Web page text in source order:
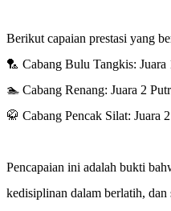
Berikut capaian prestasi yang
🏸 Cabang Bulu Tangkis: Juara
🏊 Cabang Renang: Juara 2
🥋 Cabang Pencak Silat: Juara
Pencapaian ini adalah bukti
kedisiplinan dalam berlatih, dan